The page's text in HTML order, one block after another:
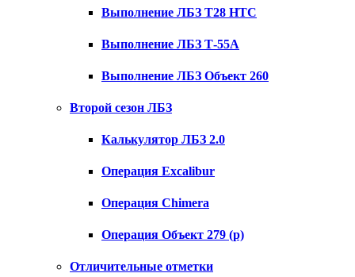
Выполнение ЛБЗ T28 HTC
Выполнение ЛБЗ Т-55А
Выполнение ЛБЗ Объект 260
Второй сезон ЛБЗ
Калькулятор ЛБЗ 2.0
Операция Excalibur
Операция Chimera
Операция Объект 279 (р)
Отличительные отметки